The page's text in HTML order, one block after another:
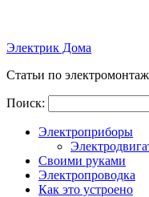
Электрик Дома
Статьи по
Поиск:
Электроприборы
Своими руками
Электропроводка
Как это устроено